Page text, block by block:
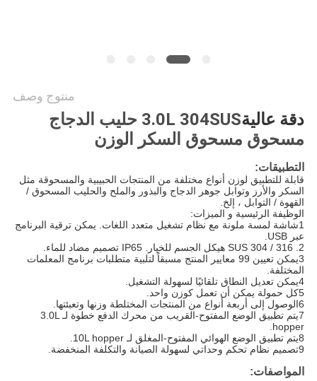
منتوج وصف
دقة عالية
3.0L 304SUS حليب الدجاج
مسحوق مسحوق السكر الوزن
التطبيقات:
قابلة للتطبيق لوزن أنواع مختلفة من المنتجات الحبيبية والمسحوقة مثل
السكر والأرز وتوابل جوهر الدجاج والبذور والملح والحليب المسحوق /
القهوة / التوابل ، إلخ.
الوظيفة الرئيسية و الميزات:
1شاشة لمسة ملونة مع نظام تشغيل متعدد اللغات. يمكن ترقية البرنامج
عبر USB.
2. SUS 304 / 316 هيكل الجسم للخيار. IP65 تصميم مضاد للماء.
3يمكن تعيين 99 معايير المنتج مسبقاً لتلبية متطلبات برنامج المعلمات
المختلفة.
4يمكن تعديل النطاق تلقائيًا لسهولة التشغيل.
5كل حمولة يمكن أن تعمل كوزن واحد.
6الوصول إلى أربعة أنواع من المنتجات المختلطة وزنها وتعبئتها.
7يتم تطبيق الوضع المفتوح-القريب من محرك الدفع خطوة لـ 3.0L
hopper.
8يتم تطبيق الوضع الهوائي المفتوح-المغلق لـ 10L hopper.
9تصميم نظام تحكم وحداتي لسهولة الصيانة والتكلفة المنخفضة.
المواصفات: